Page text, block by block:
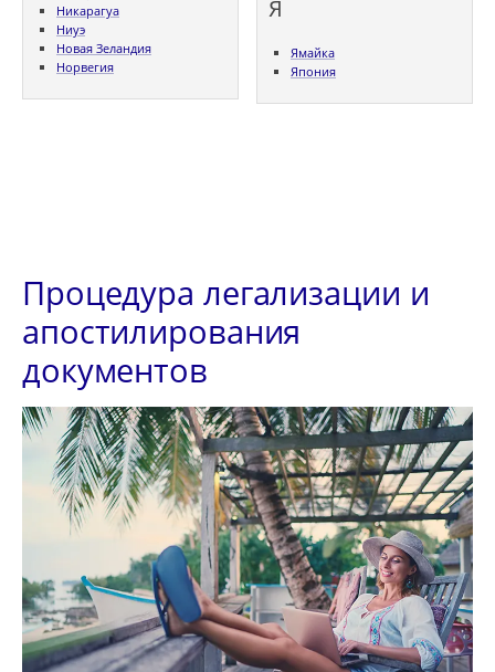
Никарагуа
Ниуэ
Новая Зеландия
Норвегия
Я
Ямайка
Япония
Процедура легализации и
апостилирования
документов